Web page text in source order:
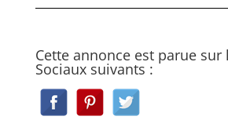
Cette annonce est parue sur
Sociaux suivants :